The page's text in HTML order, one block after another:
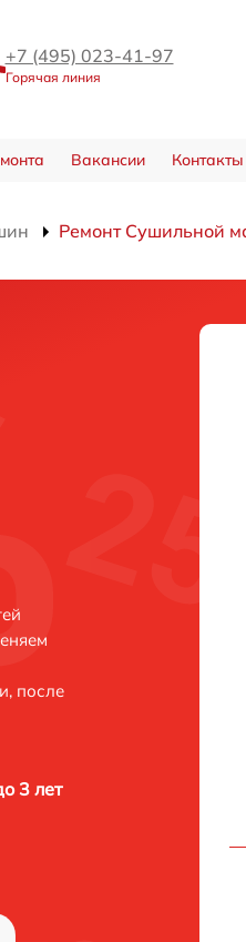
+7 (495) 023-41-97
Горячая линия
Вакансии Контакты
Ремонт Сушильной
после
3 лет